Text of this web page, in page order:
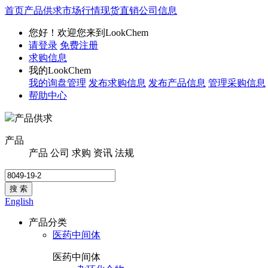
首页产品供求市场行情现货直销公司信息
您好！欢迎您来到LookChem
请登录 免费注册
求购信息
我的LookChem
我的询盘管理 发布求购信息 发布产品信息 管理采购信息
帮助中心
产品供求
产品
产品 公司 求购 资讯 法规
搜 索
English
产品分类
医药中间体
医药中间体